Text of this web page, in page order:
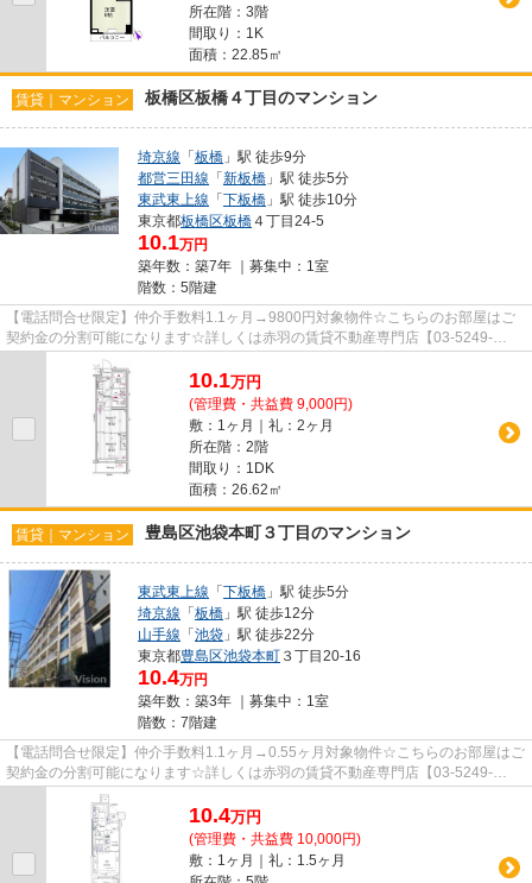
所在階：3階
間取り：1K
面積：22.85㎡
賃貸｜マンション 板橋区板橋４丁目のマンション
埼京線 「板橋 」駅 徒歩9分
都営三田線 「新板橋 」駅 徒歩5分
東武東上線 「下板橋 」駅 徒歩10分
東京都板橋区板橋４丁目24-5
10.1万円
築年数：築7年 ｜募集中： 1室
階数：5階建
【電話問合せ限定】仲介手数料1.1ヶ月→9800円対象物件☆こちらのお部屋はご
契約金の分割可能になります☆詳しくは赤羽の賃貸不動産専門店【03-5249-
4177】VISION赤羽店までご連絡下さい...
10.1万円
(管理費・共益費 9,000円)
敷：1ヶ月｜礼：2ヶ月
所在階：2階
間取り：1DK
面積：26.62㎡
賃貸｜マンション 豊島区池袋本町３丁目のマンション
東武東上線 「下板橋 」駅 徒歩5分
埼京線 「板橋 」駅 徒歩12分
山手線 「池袋 」駅 徒歩22分
東京都豊島区池袋本町 ３丁目20-16
10.4万円
築年数：築3年 ｜募集中： 1室
階数：7階建
【電話問合せ限定】仲介手数料1.1ヶ月→0.55ヶ月対象物件☆こちらのお部屋はご
契約金の分割可能になります☆詳しくは赤羽の賃貸不動産専門店【03-5249-
4177】VISION赤羽店までご連絡下さ...
10.4万円
(管理費・共益費 10,000円)
敷：1ヶ月｜礼：1.5ヶ月